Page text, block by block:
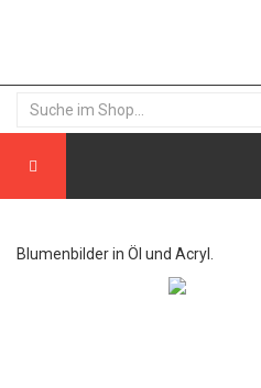
Blumenbilder in Öl und Acryl.